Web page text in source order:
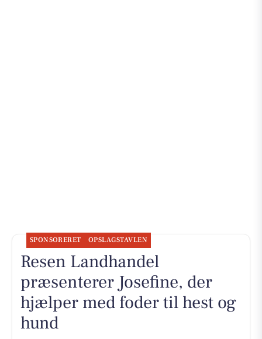
SPONSORERET OPSLAGSTAVLEN
Resen Landhandel
præsenterer Josefine, der
hjælper med foder til hest og
hund